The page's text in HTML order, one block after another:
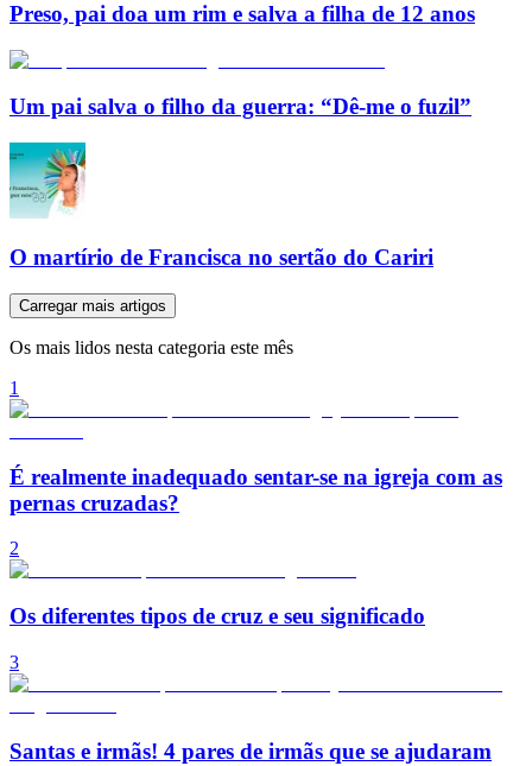
Preso, pai doa um rim e salva a filha de 12 anos
Um pai salva o filho da guerra: “Dê-me o fuzil”
O martírio de Francisca no sertão do Cariri
Carregar mais artigos
Os mais lidos nesta categoria este mês
1
É realmente inadequado sentar-se na igreja com as
pernas cruzadas?
2
Os diferentes tipos de cruz e seu significado
3
Santas e irmãs! 4 pares de irmãs que se ajudaram